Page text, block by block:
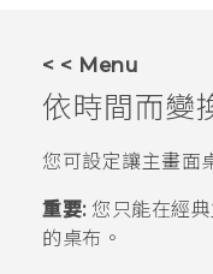
應用程式
支援服務
< < Menu
依時間而變
您可設定讓主畫面
重要:您只能在經典
的桌布。